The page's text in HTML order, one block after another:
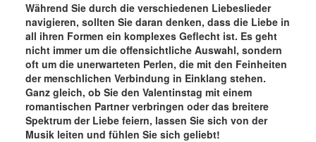
Während Sie durch die verschiedenen Liebeslieder
navigieren, sollten Sie daran denken, dass die Liebe in
all ihren Formen ein komplexes Geflecht ist. Es geht
nicht immer um die offensichtliche Auswahl, sondern
oft um die unerwarteten Perlen, die mit den Feinheiten
der menschlichen Verbindung in Einklang stehen.
Ganz gleich, ob Sie den Valentinstag mit einem
romantischen Partner verbringen oder das breitere
Spektrum der Liebe feiern, lassen Sie sich von der
Musik leiten und fühlen Sie sich geliebt!